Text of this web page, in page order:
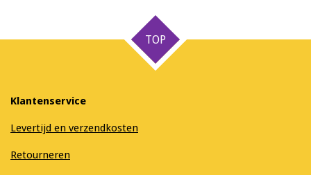
TOP
Klantenservice
Levertijd en verzendkosten
Retourneren